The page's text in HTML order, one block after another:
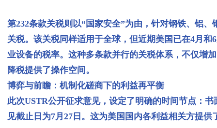
第232条款关税则以“国家安全”为由，针对钢铁、铝
关税。该关税同样适用于全球，但近期美国已在4月
业设备的税率。这种多条款并行的关税体系，不仅增
降税提供了操作空间。
博弈与前瞻：机制化磋商下的利益再平衡
此次USTR公开征求意见，设定了明确的时间节点：
见截止日为7月27日。这为美国国内各利益相关方提供